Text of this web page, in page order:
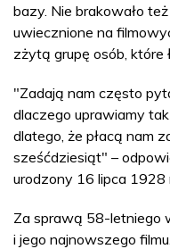
bazy. Nie brakowało
uwiecznione na
zżytą grupę osób, które
"Zadają nam często
dlaczego uprawiamy
dlatego, że płacą nam
sześćdziesiąt" –
urodzony 16 lipca 1928
Za sprawą 58-letniego
i jego najnowszego